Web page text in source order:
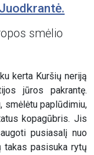
smėlio
kerta Kuršių neriją
jūros pakrantę.
smėlėtu paplūdimiu,
kopagūbris. Jis
pusiasalį nuo
takas pasisuka rytų